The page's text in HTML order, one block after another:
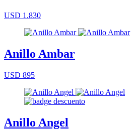
USD 1.830
Anillo Ambar
USD 895
Anillo Angel